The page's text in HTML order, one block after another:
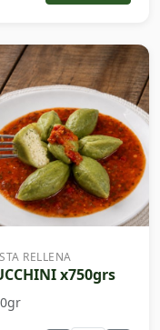
RELLENA
x750grs